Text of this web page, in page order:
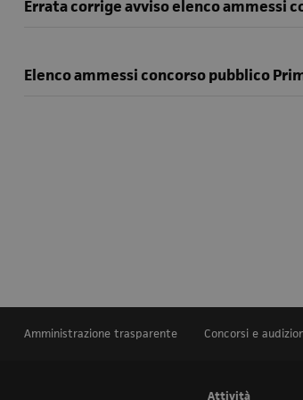
Errata corrige avviso elenco ammessi
Elenco ammessi concorso pubblico
Amministrazione trasparente Concorsi e
Attività